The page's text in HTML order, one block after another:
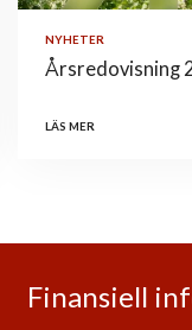
NYHETER
Årsredovisning
LÄS MER
Finansiell